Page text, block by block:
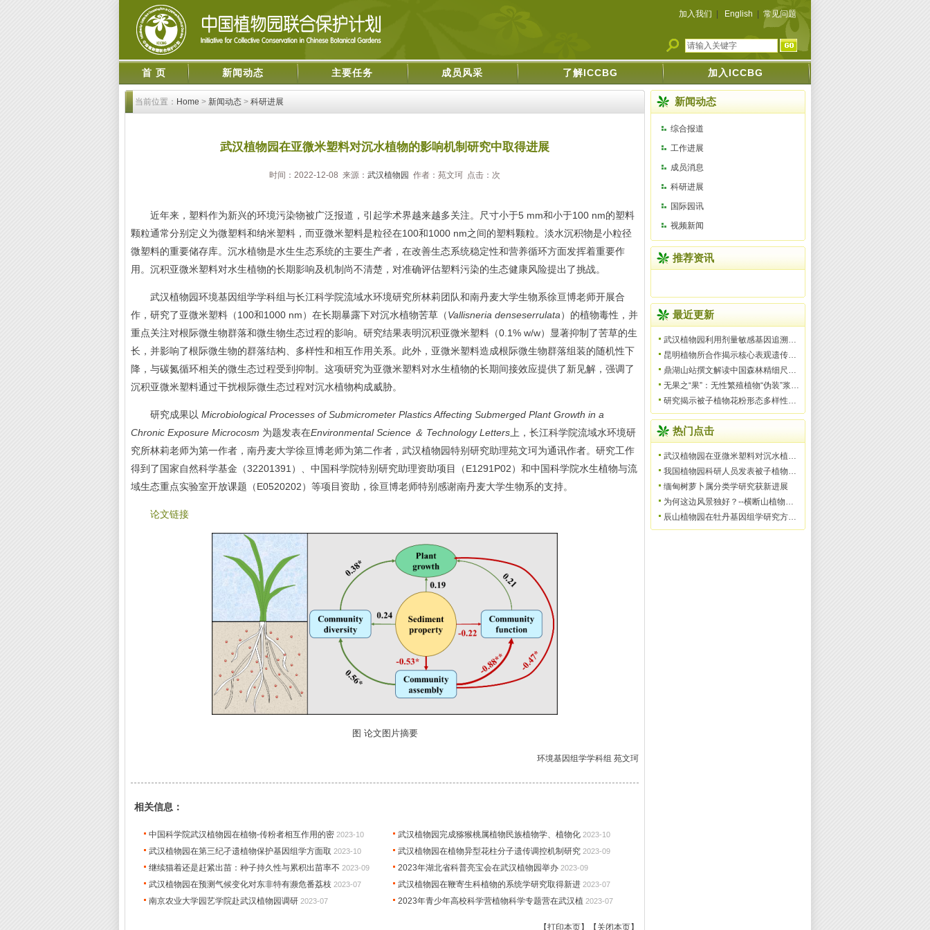
加入我们 English 常见问题
首 页 新闻动态 主要任务 成员风采 了解ICCBG 加入ICCBG
当前位置： Home > 新闻动态 > 科研进展
武汉植物园在亚微米塑料对沉水植物的影响机制研究中取得进展
时间：2022-12-08 来源： 武汉植物园 作者：苑文珂 点击： 次
近年来，塑料作为新兴的环境污染物被广泛报道，引起学术界越来越多关注。尺寸小于5 mm和小于100 nm的塑料
颗粒通常分别定义为微塑料和纳米塑料，而亚微米塑料是粒径在100和1000 nm之间的塑料颗粒。淡水沉积物是小粒径
微塑料的重要储存库。沉水植物是水生生态系统的主要生产者，在改善生态系统稳定性和营养循环方面发挥着重要作
用。沉积亚微米塑料对水生植物的长期影响及机制尚不清楚，对准确评估塑料污染的生态健康风险提出了挑战。
武汉植物园环境基因组学学科组与长江科学院流域水环境研究所林莉团队和南丹麦大学生物系徐亘博老师开展合
作，研究了亚微米塑料（100和1000 nm）在长期暴露下对沉水植物苦草（Vallisneria denseserrulata）的植物毒性，并
重点关注对根际微生物群落和微生物生态过程的影响。研究结果表明沉积亚微米塑料（0.1% w/w）显著抑制了苦草的生
长，并影响了根际微生物的群落结构、多样性和相互作用关系。此外，亚微米塑料造成根际微生物群落组装的随机性下
降，与碳氮循环相关的微生态过程受到抑制。这项研究为亚微米塑料对水生植物的长期间接效应提供了新见解， 强调了
沉积亚微米塑料通过干扰根际微生态过程对沉水植物构成威胁。
研究成果以 Microbiological Processes of Submicrometer Plastics Affecting Submerged Plant Growth in a
Chronic Exposure Microcosm 为题发表在Environmental Science ＆ Technology Letters 上，长江科学院流域水环境研
究所林莉老师为第一作者，南丹麦大学徐亘博老师为第二作者，武汉植物园特别研究助理苑文珂为通讯作者。研究工作
得到了国家自然科学基金（32201391）、中国科学院特别研究助理资助项目（E1291P02）和中国科学院水生植物与流
域生态重点实验室开放课题（E0520202）等项目资助，徐亘博老师特别感谢南丹麦大学生物系的支持。
论文链接
图 论文图片摘要
环境基因组学学科组 苑文珂
相关信息：
中国科学院武汉植物园在植物-传粉者相互作用的密 2023-10 武汉植物园完成猕猴桃属植物民族植物学、植物化 2023-10
武汉植物园在第三纪孑遗植物保护基因组学方面取 2023-10 武汉植物园在植物异型花柱分子遗传调控机制研究 2023-09
继续猫着还是赶紧出苗：种子持久性与累积出苗率不 2023-09 2023年湖北省科普亮宝会在武汉植物园举办 2023-09
武汉植物园在预测气候变化对东非特有濒危番荔枝 2023-07 武汉植物园在鞭寄生科植物的系统学研究取得新进 2023-07
南京农业大学园艺学院赴武汉植物园调研 2023-07 2023年青少年高校科学营植物科学专题营在武汉植 2023-07
【打印本页】 【关闭本页】
新闻动态
综合报道
工作进展
成员消息
科研进展
国际园讯
视频新闻
推荐资讯
最近更新
武汉植物园利用剂量敏感基因追溯被子植物和种子植物祖先
昆明植物所合作揭示核心表观遗传调控复合物的二聚化新机
鼎湖山站撰文解读中国森林精细尺度多样性格局与过程
无果之“果”：无性繁殖植物“伪装”浆果，借鸟远行
研究揭示被子植物花粉形态多样性的脉冲式演化模式
热门点击
武汉植物园在亚微米塑料对沉水植物的影响机制研究中取得
我国植物园科研人员发表被子植物一新科——美丽桐科（Wigh
缅甸树萝卜属分类学研究获新进展
为何这边风景独好？--横断山植物多样性形成机制
辰山植物园在牡丹基因组学研究方面获得里程碑式的标志性